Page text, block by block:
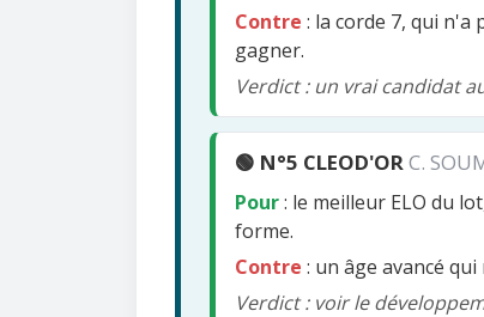
Contre : la corde 7, qui n'a
gagner.
Verdict : un vrai candidat
🟢 N°5 CLEOD'ORC.
Pour: le meilleur ELO du
forme.
Contre : un âge avancé
Verdict : voir le